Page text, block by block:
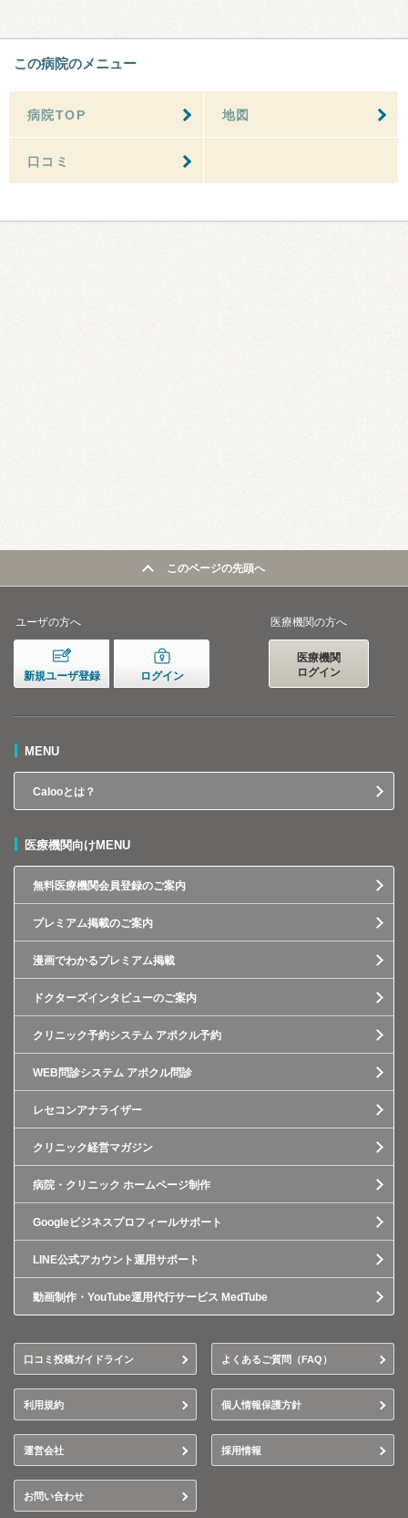
この病院のメニュー
病院TOP 地図
口コミ
このページの先頭へ
ユーザの方へ
新規ユーザ登録 ログイン
医療機関の方へ
医療機関
ログイン
MENU
Calooとは？
医療機関向けMENU
無料医療機関会員登録のご案内
プレミアム掲載のご案内
漫画でわかるプレミアム掲載
ドクターズインタビューのご案内
クリニック予約システム アポクル予約
WEB問診システム アポクル問診
レセコンアナライザー
クリニック経営マガジン
病院・クリニック ホームページ制作
Googleビジネスプロフィールサポート
LINE公式アカウント運用サポート
動画制作・YouTube運用代行サービス MedTube
口コミ投稿ガイドライン よくあるご質問（FAQ）
利用規約 個人情報保護方針
運営会社 採用情報
お問い合わせ